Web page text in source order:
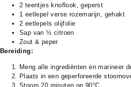
2 teentjes knoflook, geperst
1 eetlepel verse rozemarijn, gehakt
2 eetlepels olijfolie
Sap van ½ citroen
Zout & peper
Bereiding:
Meng alle ingrediënten en marineer
Plaats in een geperforeerde
Stoom 20 minuten op 90°C.